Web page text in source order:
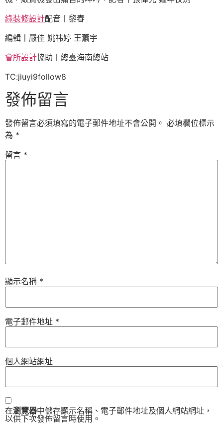
綠裝修設計配音丨黎春
編輯丨嚴佳 姚祎婷 王蕭宇
會所設計協助丨總臺海南總站
TC:jiuyi9follow8
發佈留言
發佈留言必須填寫的電子郵件地址不會公開。 必填欄位標示
為 *
留言 *
顯示名稱 *
電子郵件地址 *
個人網站網址
在瀏覽器中儲存顯示名稱、電子郵件地址及個人網站網址，
以供下次發佈留言時使用。